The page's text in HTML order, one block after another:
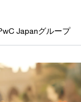
Japanグループ